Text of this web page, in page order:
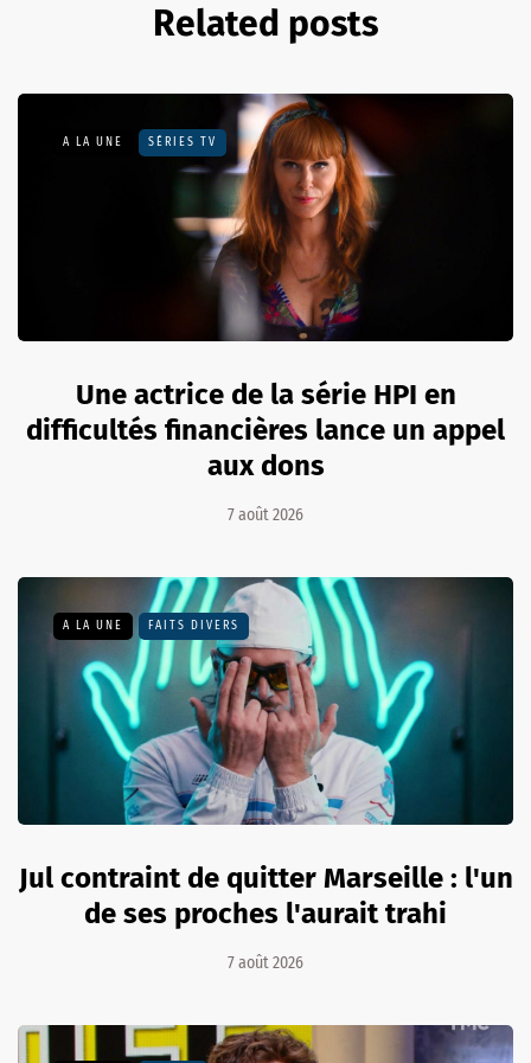
Related posts
A LA UNE SÉRIES TV
Une actrice de la série HPI en
difficultés financières lance un appel
aux dons
7 août 2026
A LA UNE FAITS DIVERS
Jul contraint de quitter Marseille : l'un
de ses proches l'aurait trahi
7 août 2026